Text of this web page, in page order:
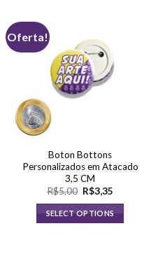
Oferta!
Boton Bottons
Personalizados em Atacado
3,5 CM
R$5,00 O
preço
original
era:
R$5,00.
R$3,35
atual
é:
R$3,35.
SELECT OPTIONS